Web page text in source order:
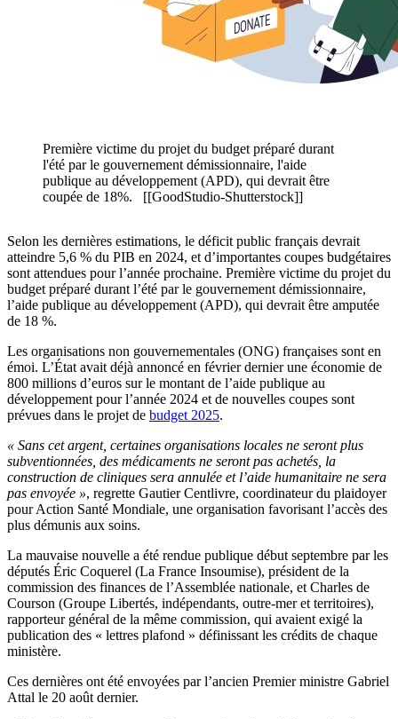
Première victime du projet du budget préparé durant
l'été par le gouvernement démissionnaire, l'aide
publique au développement (APD), qui devrait être
coupée de 18%. [[GoodStudio-Shutterstock]]
Selon les dernières estimations, le déficit public français devrait
atteindre 5,6 % du PIB en 2024, et d’importantes coupes budgétaires
sont attendues pour l’année prochaine. Première victime du projet du
budget préparé durant l’été par le gouvernement démissionnaire,
l’aide publique au développement (APD), qui devrait être amputée
de 18 %.
Les organisations non gouvernementales (ONG) françaises sont en
émoi. L’État avait déjà annoncé en février dernier une économie de
800 millions d’euros sur le montant de l’aide publique au
développement pour l’année 2024 et de nouvelles coupes sont
prévues dans le projet de budget 2025.
« Sans cet argent, certaines organisations locales ne seront plus
subventionnées, des médicaments ne seront pas achetés, la
construction de cliniques sera annulée et l’aide humanitaire ne sera
pas envoyée », regrette Gautier Centlivre, coordinateur du plaidoyer
pour Action Santé Mondiale, une organisation favorisant l’accès des
plus démunis aux soins.
La mauvaise nouvelle a été rendue publique début septembre par les
députés Éric Coquerel (La France Insoumise), président de la
commission des finances de l’Assemblée nationale, et Charles de
Courson (Groupe Libertés, indépendants, outre-mer et territoires),
rapporteur général de la même commission, qui avaient exigé la
publication des « lettres plafond » définissant les crédits de chaque
ministère.
Ces dernières ont été envoyées par l’ancien Premier ministre Gabriel
Attal le 20 août dernier.